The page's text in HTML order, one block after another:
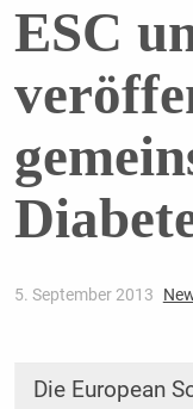
ESC
5. September 2013
Die European